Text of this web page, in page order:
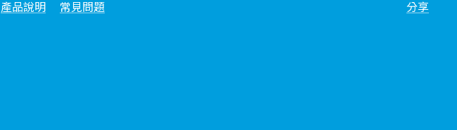
產品說明 常見問題 分享